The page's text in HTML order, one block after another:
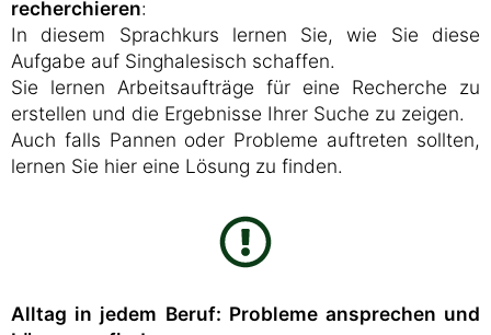
recherchieren:
In diesem Sprachkurs lernen Sie, wie Sie diese
Aufgabe auf Singhalesisch schaffen.
Sie lernen Arbeitsaufträge für eine Recherche zu
erstellen und die Ergebnisse Ihrer Suche zu zeigen.
Auch falls Pannen oder Probleme auftreten sollten,
lernen Sie hier eine Lösung zu finden.
Alltag in jedem Beruf: Probleme ansprechen und